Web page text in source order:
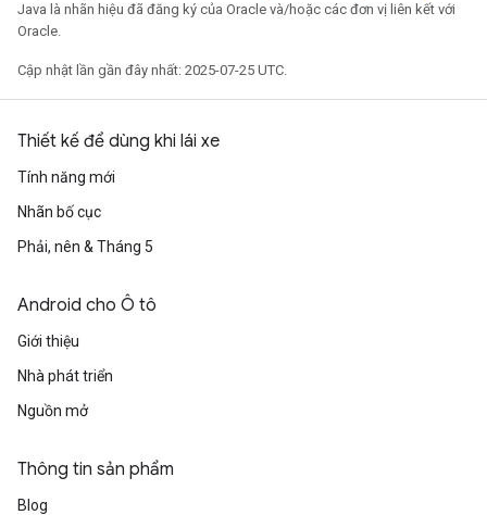
Java là nhãn hiệu đã đăng ký của Oracle và/hoặc các đơn vị liên kết với
Oracle.
Cập nhật lần gần đây nhất: 2025-07-25 UTC.
Thiết kế để dùng khi lái xe
Tính năng mới
Nhãn bố cục
Phải, nên & Tháng 5
Android cho Ô tô
Giới thiệu
Nhà phát triển
Nguồn mở
Thông tin sản phẩm
Blog